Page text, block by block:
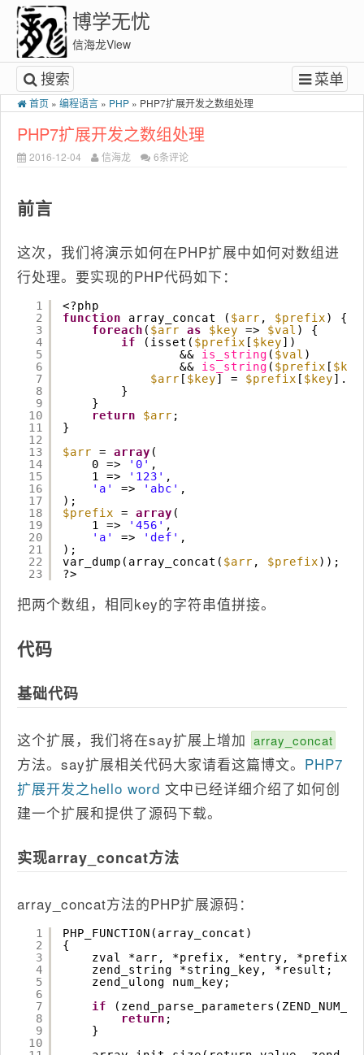
博学无忧
信海龙View
搜索 菜单
首页 » 编程语言 » PHP » PHP7扩展开发之数组处理
PHP7扩展开发之数组处理
2016-12-04 信海龙 6条评论
前言
这次，我们将演示如何在PHP扩展中如何对数组进
行处理。要实现的PHP代码如下：
1
2
3
4
5
6
7
8
9
10
11
12
13
14
15
16
17
18
19
20
21
22
23
<?php
function
array_concat ( $arr , $prefix) {
foreach ( $arr as $key => $val ) {
if
(isset( $prefix [ $key])
&& is_string ( $val )
&& is_string ( $prefix [ $key
$arr [ $key] = $prefix [ $key].
}
}
return
$arr ;
}
$arr
= array (
0 =>
'0' ,
1 =>
'123' ,
'a'
=> 'abc' ,
);
$prefix
= array (
1 =>
'456' ,
'a'
=> 'def' ,
);
var_dump(array_concat( $arr , $prefix));
?>
把两个数组，相同key的字符串值拼接。
代码
基础代码
这个扩展，我们将在say扩展上增加 array_concat
方法。say扩展相关代码大家请看这篇博文。 PHP7
扩展开发之hello word 文中已经详细介绍了如何创
建一个扩展和提供了源码下载。
实现array_concat方法
array_concat方法的PHP扩展源码：
1
2
3
4
5
6
7
8
9
10
PHP_FUNCTION(array_concat)
{
zval *arr, *prefix, *entry,
zend_string *string_key, *result;
zend_ulong num_key;
if
return ;
}